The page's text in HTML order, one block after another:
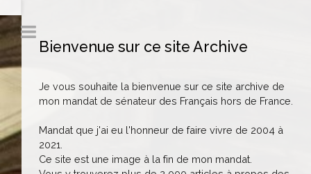
Bienvenue sur ce site Archive
Je vous souhaite la bienvenue sur ce site archive de
mon mandat de sénateur des Français hors de France.
Mandat que j'ai eu l'honneur de faire vivre de 2004 à
2021.
Ce site est une image à la fin de mon mandat.